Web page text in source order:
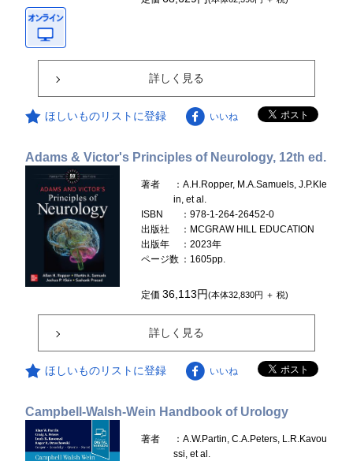
詳しく見る
ほしいものリストに登録 いいね
Adams & Victor's Principles of Neurology, 12th ed.
著者
：A.H.Ropper, M.A.Samuels, J.P.Kle
in, et al.
ISBN
：978-1-264-26452-0
出版社
：MCGRAW HILL EDUCATION
出版年
：2023年
ページ数 ：1605pp.
定価36,113円(本体32,830円 ＋ 税)
詳しく見る
ほしいものリストに登録 いいね
Campbell-Walsh-Wein Handbook of Urology
著者
：A.W.Partin, C.A.Peters, L.R.Kavou
ssi, et al.